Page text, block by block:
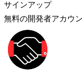
サインアップ
無料の開発者アカウ